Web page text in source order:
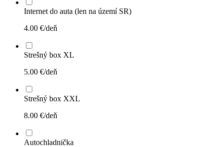
Internet do auta (len na území SR)
4.00 €/deň
Strešný box XL
5.00 €/deň
Strešný box XXL
8.00 €/deň
Autochladnička